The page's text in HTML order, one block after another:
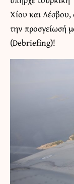
Χίου και
την προσγείωσή
(Debriefing)!